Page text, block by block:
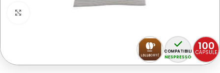
100
CAPSULE
COMPATIBILI
NESPRESSO